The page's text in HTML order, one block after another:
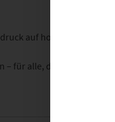
auf hochwertigem
– für alle, die Gestaltung